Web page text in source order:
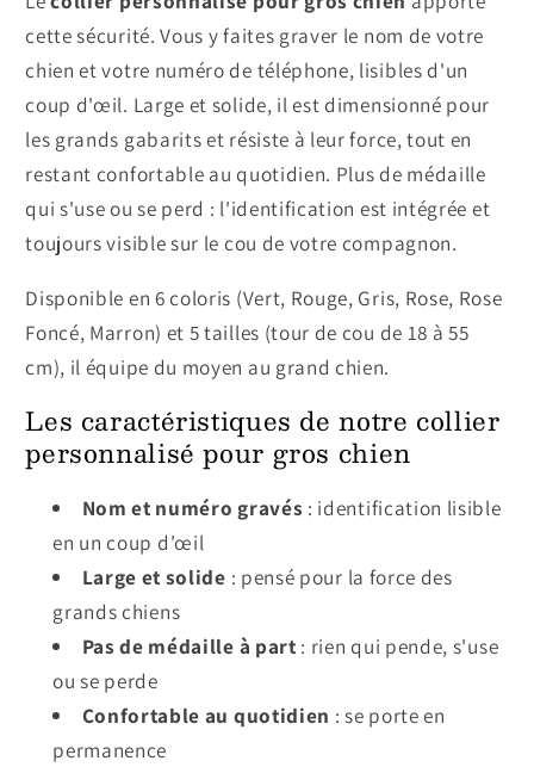
cette sécurité. Vous y faites graver le nom de votre
chien et votre numéro de téléphone, lisibles d'un
coup d'œil. Large et solide, il est dimensionné pour
les grands gabarits et résiste à leur force, tout en
restant confortable au quotidien. Plus de médaille
qui s'use ou se perd : l'identification est intégrée et
toujours visible sur le cou de votre compagnon.
Disponible en 6 coloris (Vert, Rouge, Gris, Rose, Rose
Foncé, Marron) et 5 tailles (tour de cou de 18 à 55
cm), il équipe du moyen au grand chien.
Les caractéristiques de notre collier
personnalisé pour gros chien
Nom et numéro gravés : identification lisible
en un coup d'œil
Large et solide : pensé pour la force des
grands chiens
Pas de médaille à part : rien qui pende, s'use
ou se perde
Confortable au quotidien : se porte en
permanence